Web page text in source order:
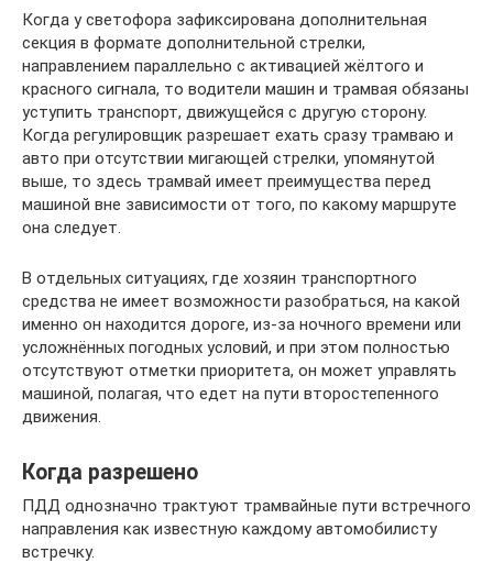
Когда у светофора зафиксирована дополнительная
секция в формате дополнительной стрелки,
направлением параллельно с активацией жёлтого и
красного сигнала, то водители машин и трамвая обязаны
уступить транспорт, движущейся с другую сторону.
Когда регулировщик разрешает ехать сразу трамваю и
авто при отсутствии мигающей стрелки, упомянутой
выше, то здесь трамвай имеет преимущества перед
машиной вне зависимости от того, по какому маршруте
она следует.
В отдельных ситуациях, где хозяин транспортного
средства не имеет возможности разобраться, на какой
именно он находится дороге, из-за ночного времени или
усложнённых погодных условий, и при этом полностью
отсутствуют отметки приоритета, он может управлять
машиной, полагая, что едет на пути второстепенного
движения.
Когда разрешено
ПДД однозначно трактуют трамвайные пути встречного
направления как известную каждому автомобилисту
встречку.